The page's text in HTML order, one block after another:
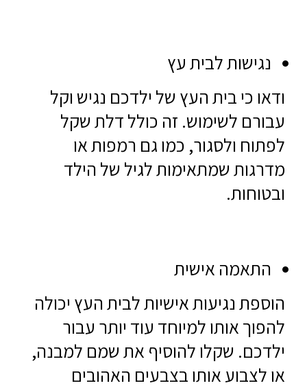
נגישות לבית עץ
ודאו כי בית העץ של ילדכם נגיש וקל
עבורם לשימוש. זה כולל דלת שקל
לפתוח ולסגור, כמו גם רמפות או
מדרגות שמתאימות לגיל של הילד
ובטוחות.
התאמה אישית
הוספת נגיעות אישיות לבית העץ יכולה
להפוך אותו למיוחד עוד יותר עבור
ילדכם. שקלו להוסיף את שמם למבנה,
או לצבוע אותו בצבעים האהובים